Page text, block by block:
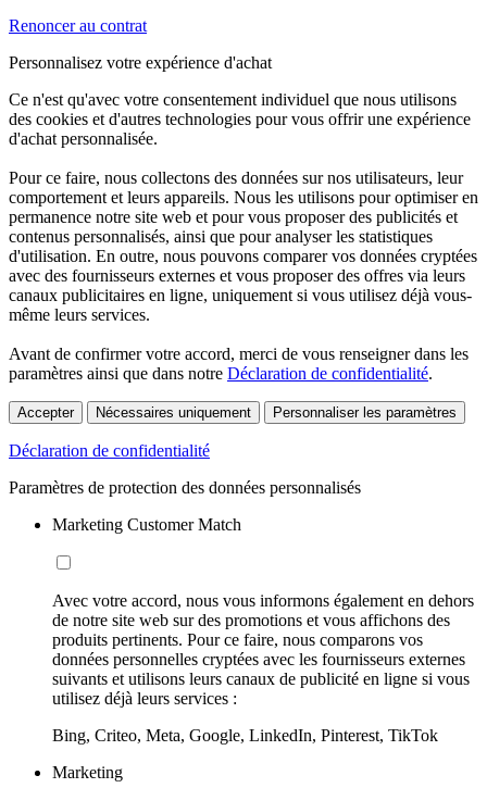
Renoncer au contrat
Personnalisez votre expérience d'achat
Ce n'est qu'avec votre consentement individuel que nous utilisons
des cookies et d'autres technologies pour vous offrir une expérience
d'achat personnalisée.
Pour ce faire, nous collectons des données sur nos utilisateurs, leur
comportement et leurs appareils. Nous les utilisons pour optimiser en
permanence notre site web et pour vous proposer des publicités et
contenus personnalisés, ainsi que pour analyser les statistiques
d'utilisation. En outre, nous pouvons comparer vos données cryptées
avec des fournisseurs externes et vous proposer des offres via leurs
canaux publicitaires en ligne, uniquement si vous utilisez déjà vous-
même leurs services.
Avant de confirmer votre accord, merci de vous renseigner dans les
paramètres ainsi que dans notre Déclaration de confidentialité.
Accepter Nécessaires uniquement Personnaliser les paramètres
Déclaration de confidentialité
Paramètres de protection des données personnalisés
Marketing Customer Match
Avec votre accord, nous vous informons également en dehors
de notre site web sur des promotions et vous affichons des
produits pertinents. Pour ce faire, nous comparons vos
données personnelles cryptées avec les fournisseurs externes
suivants et utilisons leurs canaux de publicité en ligne si vous
utilisez déjà leurs services :
Bing, Criteo, Meta, Google, LinkedIn, Pinterest, TikTok
Marketing